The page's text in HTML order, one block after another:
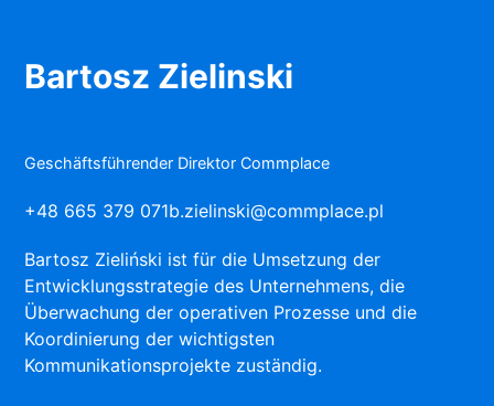
Bartosz Zielinski
Geschäftsführender Direktor Commplace
+48 665 379 071b.zielinski@commplace.pl
Bartosz Zieliński ist für die Umsetzung der
Entwicklungsstrategie des Unternehmens, die
Überwachung der operativen Prozesse und die
Koordinierung der wichtigsten
Kommunikationsprojekte zuständig.